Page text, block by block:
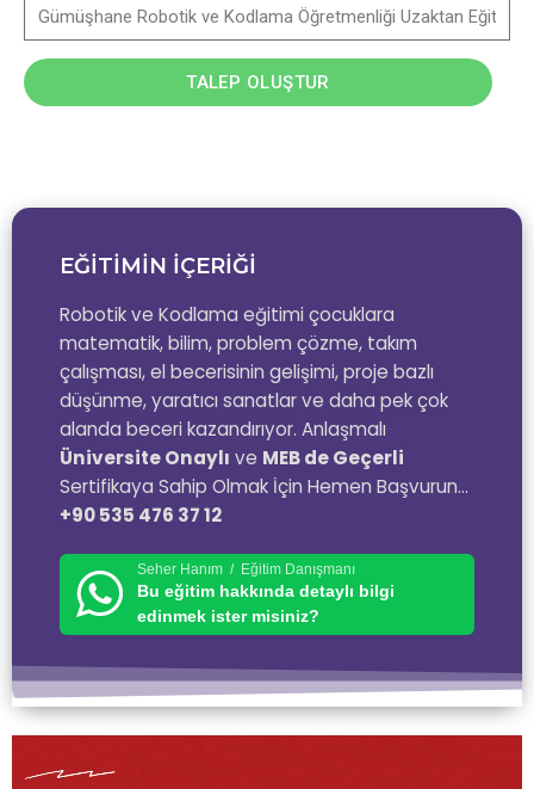
EĞİTİMİN İÇERİĞİ
Robotik ve Kodlama eğitimi çocuklara
matematik, bilim, problem çözme, takım
çalışması, el becerisinin gelişimi, proje bazlı
düşünme, yaratıcı sanatlar ve daha pek çok
alanda beceri kazandırıyor. Anlaşmalı
Üniversite Onaylı ve MEB de Geçerli
Sertifikaya Sahip Olmak İçin Hemen Başvurun…
+90 535 476 37 12
Seher Hanım / Eğitim Danışmanı
Bu eğitim hakkında detaylı bilgi
edinmek ister misiniz?
TALEP OLUŞTUR